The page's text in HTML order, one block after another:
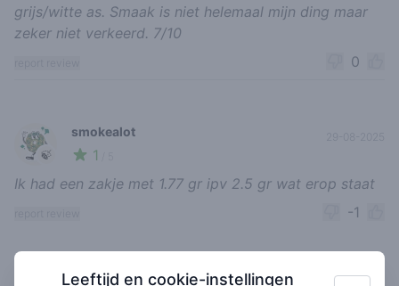
grijs/witte as. Smaak is niet helemaal mijn ding maar
zeker niet verkeerd. 7/10
0
🍃
smokealot
1
Ik had een zakje met 1.77 gr ipv 2.5 gr wat erop staat
-1
Leeftijd en cookie-instellingen